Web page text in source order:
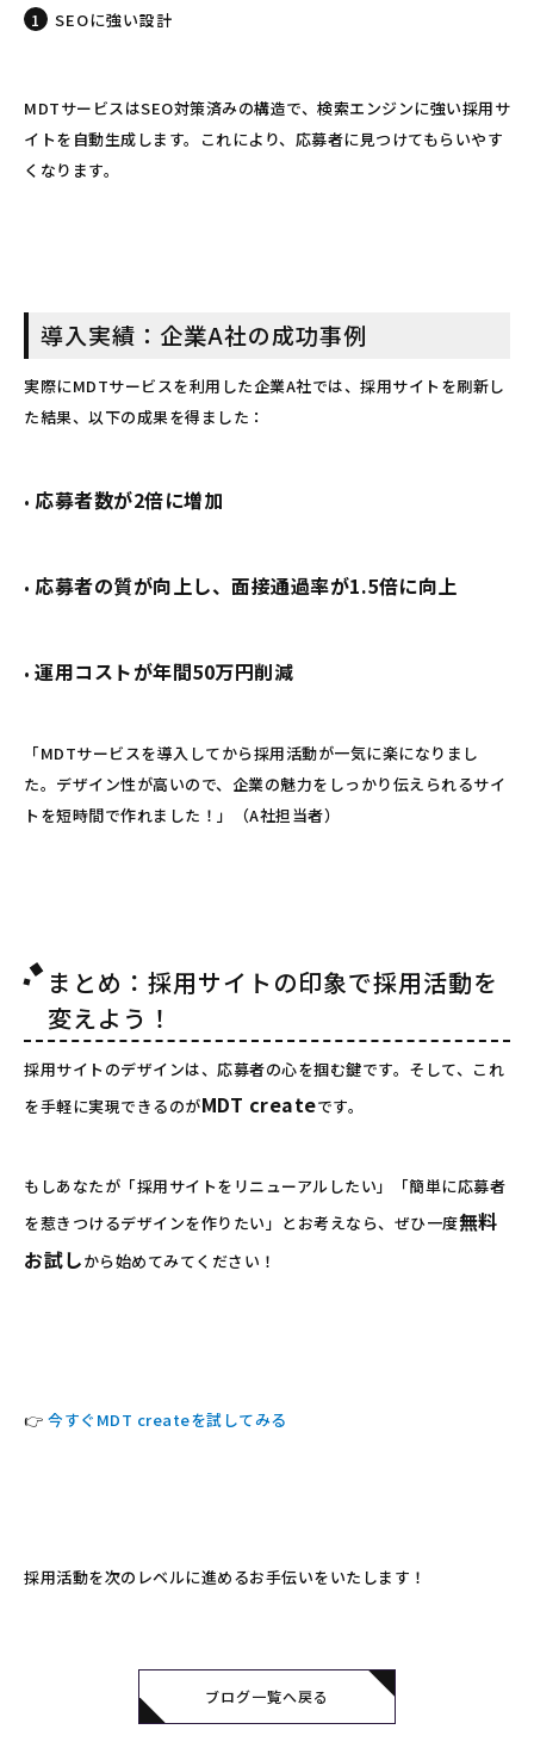
SEOに強い設計
MDTサービスはSEO対策済みの構造で、検索エンジンに強い採用サ
イトを自動生成します。これにより、応募者に見つけてもらいやす
くなります。
導入実績：企業A社の成功事例
実際にMDTサービスを利用した企業A社では、採用サイトを刷新し
た結果、以下の成果を得ました：
• 応募者数が2倍に増加
• 応募者の質が向上し、面接通過率が1.5倍に向上
• 運用コストが年間50万円削減
「MDTサービスを導入してから採用活動が一気に楽になりまし
た。デザイン性が高いので、企業の魅力をしっかり伝えられるサイ
トを短時間で作れました！」（A社担当者）
まとめ：採用サイトの印象で採用活動を
変えよう！
採用サイトのデザインは、応募者の心を掴む鍵です。そして、これ
を手軽に実現できるのがMDT createです。
もしあなたが「採用サイトをリニューアルしたい」「簡単に応募者
を惹きつけるデザインを作りたい」とお考えなら、ぜひ一度無料
お試しから始めてみてください！
👉 今すぐMDT createを試してみる
採用活動を次のレベルに進めるお手伝いをいたします！
ブログ一覧へ戻る